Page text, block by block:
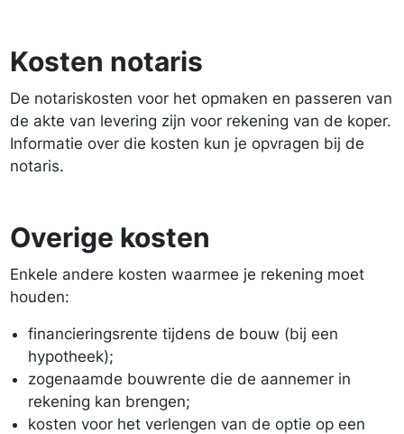
Kosten notaris
De notariskosten voor het opmaken en passeren van
de akte van levering zijn voor rekening van de koper.
Informatie over die kosten kun je opvragen bij de
notaris.
Overige kosten
Enkele andere kosten waarmee je rekening moet
houden:
financieringsrente tijdens de bouw (bij een
hypotheek);
zogenaamde bouwrente die de aannemer in
rekening kan brengen;
kosten voor het verlengen van de optie op een